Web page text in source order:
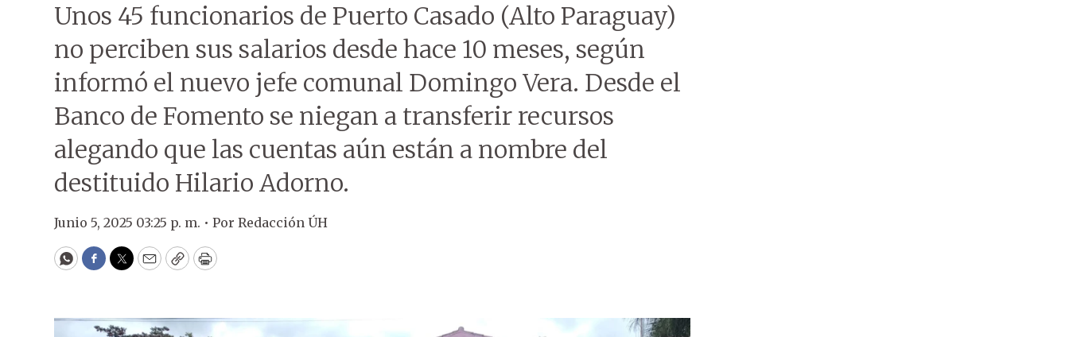
Unos 45 funcionarios de Puerto Casado (Alto Paraguay)
no perciben sus salarios desde hace 10 meses, según
informó el nuevo jefe comunal Domingo Vera. Desde el
Banco de Fomento se niegan a transferir recursos
alegando que las cuentas aún están a nombre del
destituido Hilario Adorno.
Junio 5, 2025 03:25 p. m. • Por Redacción ÚH
WhatsApp
Facebook
Twitter
EmailCopyPrint